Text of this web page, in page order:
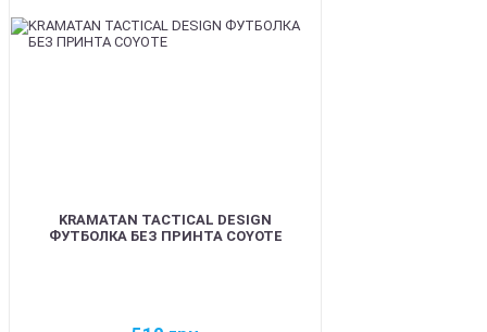
KRAMATAN TACTICAL DESIGN
ФУТБОЛКА БЕЗ ПРИНТА COYOTE